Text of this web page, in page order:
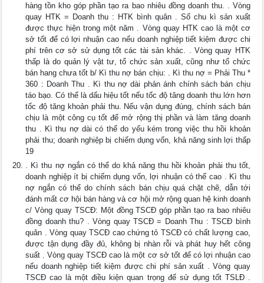
hàng tồn kho góp phần tạo ra bao nhiêu đồng doanh thu. . Vòng
quay HTK = Doanh thu : HTK bình quân . Số chu kì sản xuất
được thực hiện trong một năm . Vòng quay HTK cao là một cơ
sở tốt để có lợi nhuận cao nếu doanh nghiệp tiết kiệm được chi
phí trên cơ sở sử dụng tốt các tài sản khác. . Vòng quay HTK
thấp là do quản lý vật tư, tổ chức sản xuất, cũng như tổ chức
bán hang chưa tốt b/ Kì thu nợ bán chịu: . Kì thu nợ = Phải Thu *
360 : Doanh Thu . Kì thu nợ dài phản ánh chính sách bán chịu
táo bạo. Có thể là dấu hiệu tốt nếu tốc độ tăng doanh thu lớn hơn
tốc độ tăng khoản phải thu. Nếu vận dụng đúng, chính sách bán
chịu là một công cụ tốt để mở rộng thị phần và làm tăng doanh
thu . Kì thu nợ dài có thể do yếu kém trong việc thu hồi khoản
phải thu; doanh nghiệp bị chiếm dụng vốn, khả năng sinh lợi thấp
19
. Kì thu nợ ngắn có thể do khả năng thu hồi khoản phải thu tốt,
doanh nghiệp ít bị chiếm dụng vốn, lợi nhuận có thể cao . Kì thu
nợ ngắn có thể do chính sách bán chịu quá chặt chẽ, dẫn tới
đánh mất cơ hội bán hàng và cơ hội mở rộng quan hệ kinh doanh
c/ Vòng quay TSCĐ: Một đồng TSCĐ góp phần tạo ra bao nhiêu
đồng doanh thu? . Vòng quay TSCĐ = Doanh Thu : TSCĐ bình
quân . Vòng quay TSCĐ cao chứng tỏ TSCĐ có chất lượng cao,
được tận dụng đầy đủ, không bị nhàn rỗi và phát huy hết công
suất . Vòng quay TSCĐ cao là một cơ sở tốt để có lợi nhuận cao
nếu doanh nghiệp tiết kiệm được chi phí sản xuất . Vòng quay
TSCĐ cao là một điều kiện quan trọng để sử dụng tốt TSLĐ .